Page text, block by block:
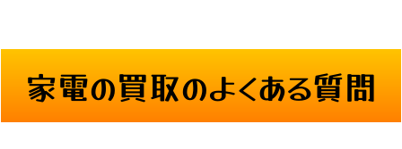
家電の買取のよくある質問